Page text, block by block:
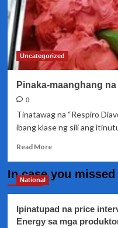
Uncategorized
Pinaka-maanghang
0
Tinatawag na “Respiro
ibang klase ng sili ang
Read MoreRead
Pinaka-
ice
cream
In case you
National
Ipinatupad na price
Energy sa mga